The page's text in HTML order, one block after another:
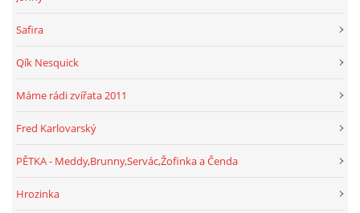
Safira
Qík Nesquick
Máme rádi zvířata 2011
Fred Karlovarský
PĚTKA - Meddy,Brunny,Servác,Žofinka a Čenda
Hrozinka